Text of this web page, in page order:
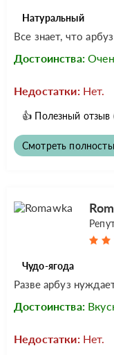
Натуральный
Все знает, что
Достоинства:
Недостатки: Нет.
👍 Полезный отзыв
Смотреть
Чудо-ягода
Разве арбуз
Достоинства:
Недостатки: Нет.